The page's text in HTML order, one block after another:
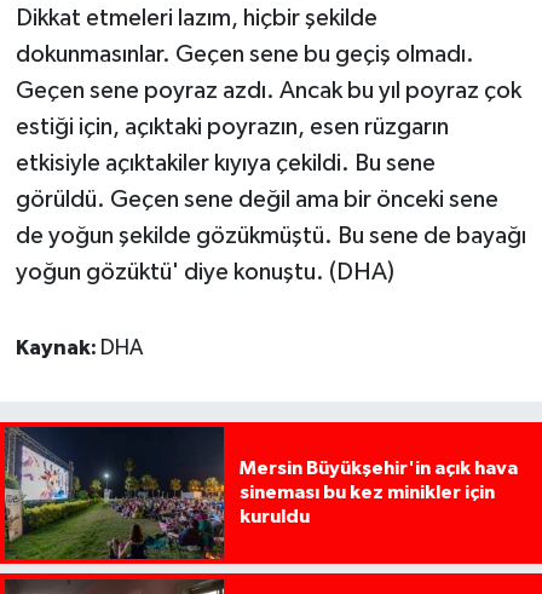
Dikkat etmeleri lazım, hiçbir şekilde
dokunmasınlar. Geçen sene bu geçiş olmadı.
Geçen sene poyraz azdı. Ancak bu yıl poyraz çok
estiği için, açıktaki poyrazın, esen rüzgarın
etkisiyle açıktakiler kıyıya çekildi. Bu sene
görüldü. Geçen sene değil ama bir önceki sene
de yoğun şekilde gözükmüştü. Bu sene de bayağı
yoğun gözüktü' diye konuştu. (DHA)
Kaynak: DHA
Mersin Büyükşehir'in açık hava
sineması bu kez minikler için
kuruldu